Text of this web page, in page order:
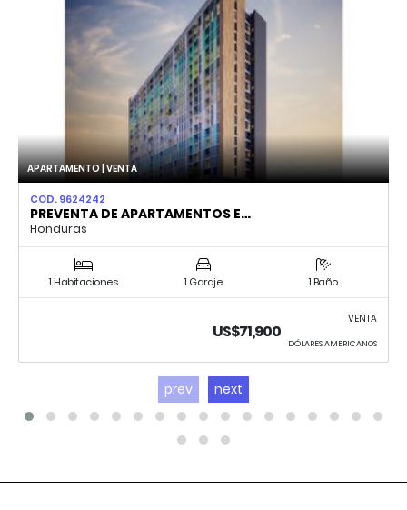
APARTAMENTO | VENTA
COD. 9624242
PREVENTA DE APARTAMENTOS E…
Honduras
1 Habitaciones 1 Garaje 1 Baño
VENTA
US$71,900
DÓLARES AMERICANOS
prev next